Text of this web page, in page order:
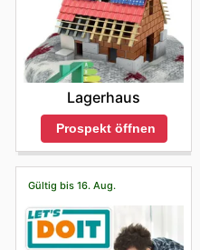
Lagerhaus
Prospekt öffnen
Gültig bis 16. Aug.